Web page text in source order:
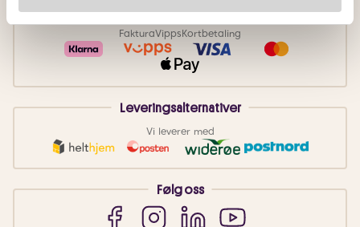
Betalingsmetoder
FakturaVippsKortbetaling
Leveringsalternativer
Vi leverer med
Følg oss